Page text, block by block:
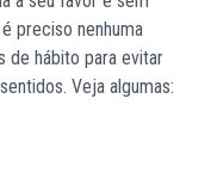
preciso nenhuma
de hábito para evitar
Veja algumas: